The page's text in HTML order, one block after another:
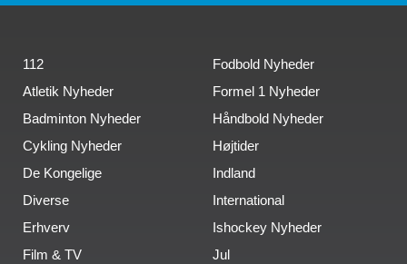
112
Atletik Nyheder
Badminton Nyheder
Cykling Nyheder
De Kongelige
Diverse
Erhverv
Film & TV
Fodbold Nyheder
Formel 1 Nyheder
Håndbold Nyheder
Højtider
Indland
International
Ishockey Nyheder
Jul